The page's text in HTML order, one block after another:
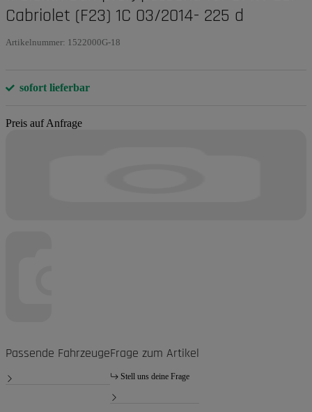
Cabriolet (F23) 1C 03/2014- 225 d
Artikelnummer: 1522000G-18
sofort lieferbar
Preis auf Anfrage
Passende FahrzeugeFrage zum Artikel
Stell uns deine Frage